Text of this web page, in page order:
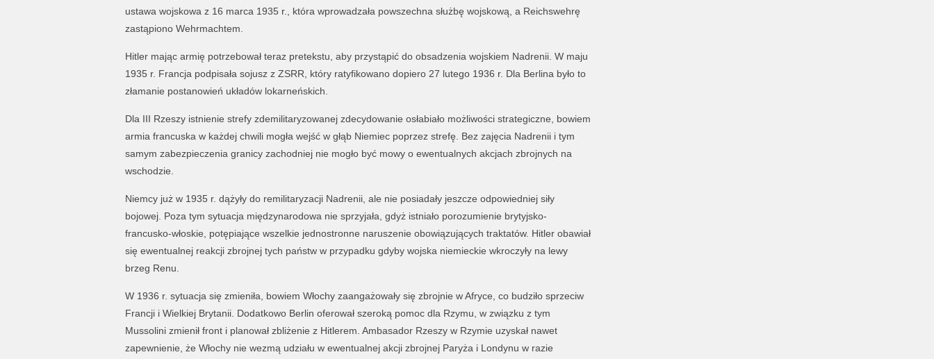
ustawa wojskowa z 16 marca 1935 r., która wprowadzała powszechna służbę wojskową, a Reichswehrę
zastąpiono Wehrmachtem.
Hitler mając armię potrzebował teraz pretekstu, aby przystąpić do obsadzenia wojskiem Nadrenii. W maju
1935 r. Francja podpisała sojusz z ZSRR, który ratyfikowano dopiero 27 lutego 1936 r. Dla Berlina było to
złamanie postanowień układów lokarneńskich.
Dla III Rzeszy istnienie strefy zdemilitaryzowanej zdecydowanie osłabiało możliwości strategiczne, bowiem
armia francuska w każdej chwili mogła wejść w głąb Niemiec poprzez strefę. Bez zajęcia Nadrenii i tym
samym zabezpieczenia granicy zachodniej nie mogło być mowy o ewentualnych akcjach zbrojnych na
wschodzie.
Niemcy już w 1935 r. dążyły do remilitaryzacji Nadrenii, ale nie posiadały jeszcze odpowiedniej siły
bojowej. Poza tym sytuacja międzynarodowa nie sprzyjała, gdyż istniało porozumienie brytyjsko-
francusko-włoskie, potępiające wszelkie jednostronne naruszenie obowiązujących traktatów. Hitler obawiał
się ewentualnej reakcji zbrojnej tych państw w przypadku gdyby wojska niemieckie wkroczyły na lewy
brzeg Renu.
W 1936 r. sytuacja się zmieniła, bowiem Włochy zaangażowały się zbrojnie w Afryce, co budziło sprzeciw
Francji i Wielkiej Brytanii. Dodatkowo Berlin oferował szeroką pomoc dla Rzymu, w związku z tym
Mussolini zmienił front i planował zbliżenie z Hitlerem. Ambasador Rzeszy w Rzymie uzyskał nawet
zapewnienie, że Włochy nie wezmą udziału w ewentualnej akcji zbrojnej Paryża i Londynu w razie